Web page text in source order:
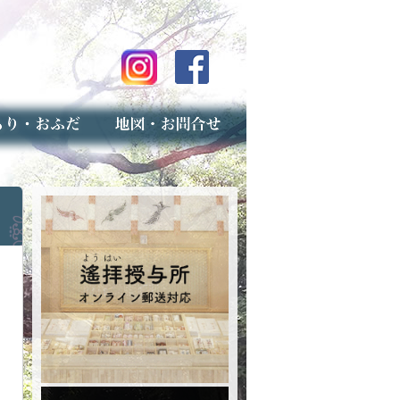
ご案内
げ（古いお守りのお取り扱い）
マップ
用フォーム（事前受付）